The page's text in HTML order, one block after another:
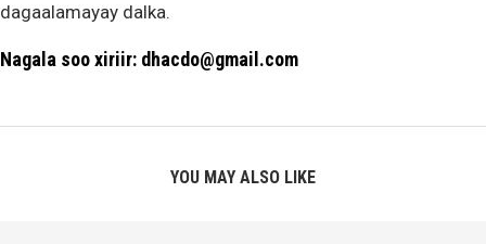
dagaalamayay dalka.
Nagala soo xiriir: dhacdo@gmail.com
YOU MAY ALSO LIKE